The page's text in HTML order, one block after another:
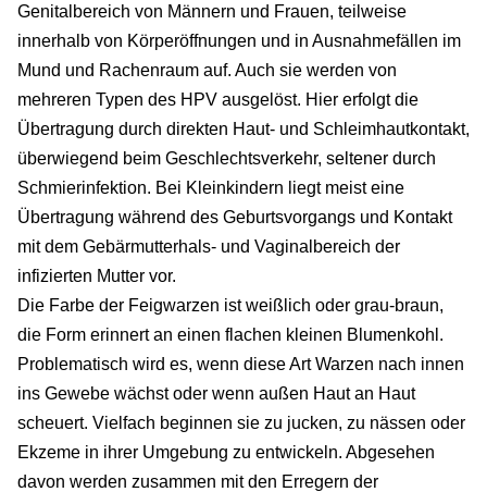
Genitalbereich von Männern und Frauen, teilweise
innerhalb von Körperöffnungen und in Ausnahmefällen im
Mund und Rachenraum auf. Auch sie werden von
mehreren Typen des HPV ausgelöst. Hier erfolgt die
Übertragung durch direkten Haut- und Schleimhautkontakt,
überwiegend beim Geschlechtsverkehr, seltener durch
Schmierinfektion. Bei Kleinkindern liegt meist eine
Übertragung während des Geburtsvorgangs und Kontakt
mit dem Gebärmutterhals- und Vaginalbereich der
infizierten Mutter vor.
Die Farbe der Feigwarzen ist weißlich oder grau-braun,
die Form erinnert an einen flachen kleinen Blumenkohl.
Problematisch wird es, wenn diese Art Warzen nach innen
ins Gewebe wächst oder wenn außen Haut an Haut
scheuert. Vielfach beginnen sie zu jucken, zu nässen oder
Ekzeme in ihrer Umgebung zu entwickeln. Abgesehen
davon werden zusammen mit den Erregern der